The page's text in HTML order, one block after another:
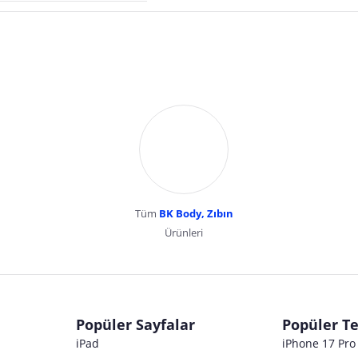
Tüm BK Body, Zıbın
Ürünleri
Popüler Sayfalar
iPad
Popüler
iPhone 17